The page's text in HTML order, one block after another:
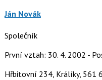
Ján Novák
Společník
První vztah: 30. 4. 2002 -
Hřbitovní 234, Králíky, 561